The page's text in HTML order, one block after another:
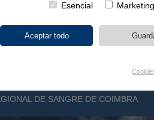
Esencial
DE SANGRE DE COIMBRA